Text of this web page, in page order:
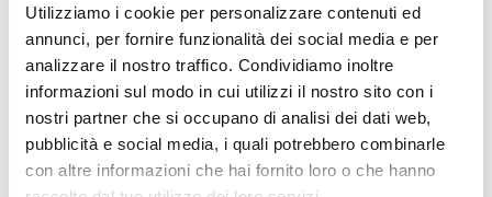
Utilizziamo i cookie per personalizzare contenuti ed
annunci, per fornire funzionalità dei social media e per
analizzare il nostro traffico. Condividiamo inoltre
informazioni sul modo in cui utilizzi il nostro sito con i
nostri partner che si occupano di analisi dei dati web,
pubblicità e social media, i quali potrebbero combinarle
con altre informazioni che hai fornito loro o che hanno
Luogo dell'evento
- Glorenza
Organizzatore
Laubenkomitee della città di Glorenza
Piazza Municipio 1
Glorenza 39020
glurns@ferienregion-obervinschgau.it